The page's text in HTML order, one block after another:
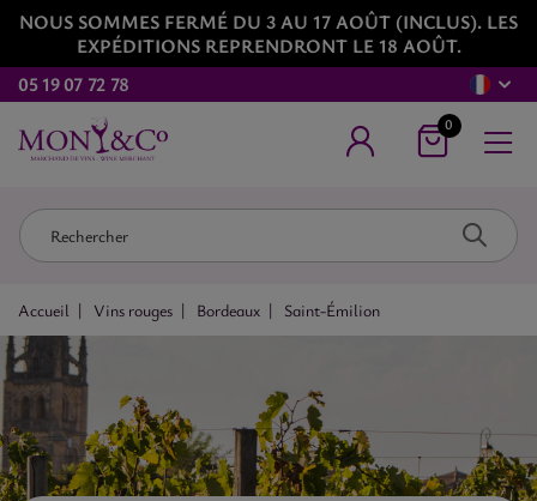
NOUS SOMMES FERMÉ DU 3 AU 17 AOÛT (INCLUS). LES
EXPÉDITIONS REPRENDRONT LE 18 AOÛT.
05 19 07 72 78
0
Accueil Vins rouges Bordeaux Saint-Émilion